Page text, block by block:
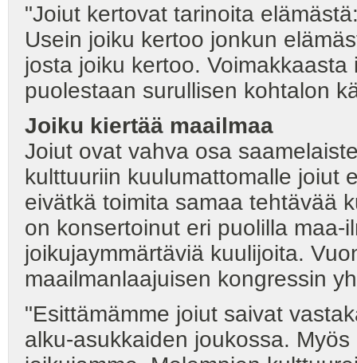
"Joiut kertovat tarinoita
Usein joiku kertoo jonkun
josta joiku kertoo.
puolestaan surullisen kohtalon
Joiku kiertää maailmaa
Joiut ovat vahva osa
kulttuuriin kuulumattomalle joiut
eivätkä toimita samaa tehtävää
on konsertoinut eri puolilla
joikujaymmärtäviä kuulijoita.
maailmanlaajuisen kongressin
"Esittämämme joiut saivat
alku-asukkaiden joukossa.